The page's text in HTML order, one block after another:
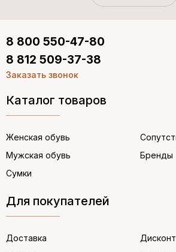
Каталог товаров
Женская обувь
Мужская обувь
Сумки
Бренды
Для покупателей
Доставка
8 800 550-47-80
8 812 509-37-38
Заказать звонок